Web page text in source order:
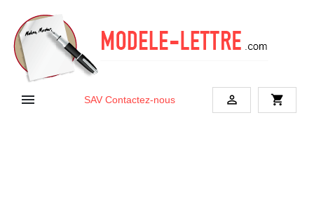
 SAV Contactez-nous  shopping_cart